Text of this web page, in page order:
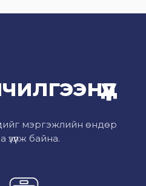
мэргэжлийн өндөр
үзүүлж байна.